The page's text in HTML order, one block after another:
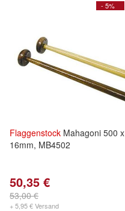
- 5%
Flaggenstock Mahagoni 500 x
16mm, MB4502
50,35 €
53,00 €
+ 5,95 € Versand